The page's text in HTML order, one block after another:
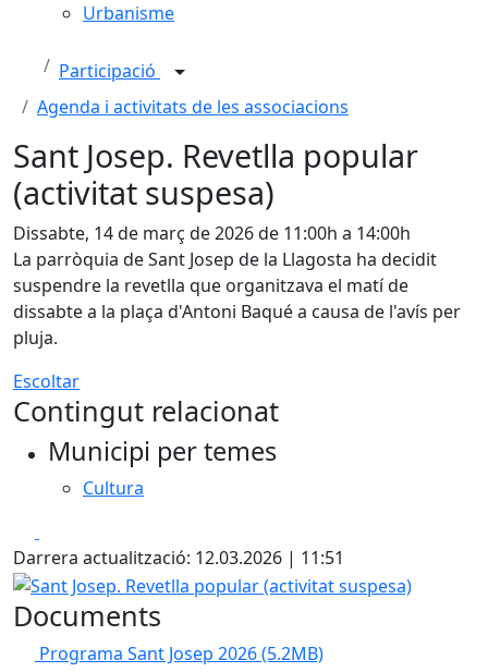
Urbanisme
Participació
Agenda i activitats de les associacions
Sant Josep. Revetlla popular
(activitat suspesa)
Dissabte, 14 de març de 2026 de 11:00h a 14:00h
La parròquia de Sant Josep de la Llagosta ha decidit
suspendre la revetlla que organitzava el matí de
dissabte a la plaça d'Antoni Baqué a causa de l'avís per
pluja.
Escoltar
Contingut relacionat
Municipi per temes
Cultura
Darrera actualització: 12.03.2026 | 11:51
Sant Josep. Revetlla popular (activitat suspesa)
Documents
Programa Sant Josep 2026(5.2MB)